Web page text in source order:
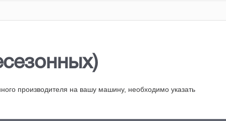
производителя на вашу машину, необходимо указать